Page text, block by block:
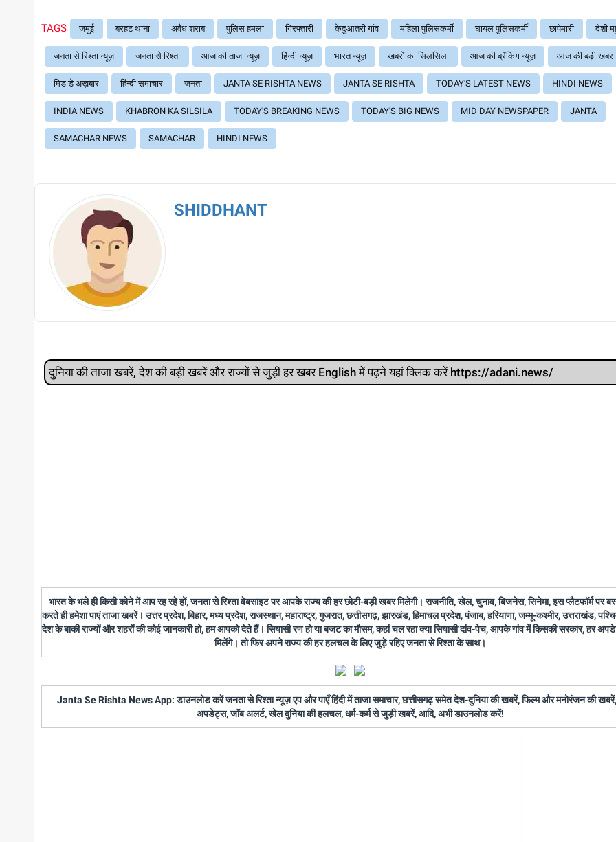
TAGS जमुई बरहट थाना अवैध शराब पुलिस हमला गिरफ्तारी केदुआतरी गांव महिला पुलिसकर्मी घायल पुलिसकर्मी छापेमारी देशी
जनता से रिश्ता न्यूज़ जनता से रिश्ता आज की ताजा न्यूज़ हिंन्दी न्यूज़ भारत न्यूज़ खबरों का सिलसिला आज की ब्रेंकिग न्यूज़ आज की बड़ी खबर
मिड डे अख़बार हिंन्दी समाचार जनता JANTA SE RISHTA NEWS JANTA SE RISHTA TODAY'S LATEST NEWS HINDI NEWS
INDIA NEWS KHABRON KA SILSILA TODAY'S BREAKING NEWS TODAY'S BIG NEWS MID DAY NEWSPAPER JANTA
SAMACHAR NEWS SAMACHAR HINDI NEWS
SHIDDHANT
दुनिया की ताजा खबरें, देश की बड़ी खबरें और राज्‍यों से जुड़ी हर खबर English में पढ़ने यहां क्लिक करें https://adani.news/
भारत के भले ही किसी कोने में आप रह रहे हों, जनता से रिश्ता वेबसाइट पर आपके राज्य की हर छोटी-बड़ी खबर मिलेगी। राजनीति, खेल, चुनाव, बिजनेस, सिनेमा, इस प्लैटफॉर्म पर
करते ही हमेशा पाएं ताजा खबरें। उत्तर प्रदेश, बिहार, मध्य प्रदेश, राजस्थान, महाराष्ट्र, गुजरात, छत्तीसगढ़, झारखंड, हिमाचल प्रदेश, पंजाब, हरियाणा, जम्मू-कश्मीर, उत्तराखंड,
देश के बाकी राज्यों और शहरों की कोई जानकारी हो, हम आपको देते हैं। सियासी रण हो या बजट का मौसम, कहां चल रहा क्या सियासी दांव-पेच, आपके गांव में किसकी सरकार, हर
मिलेंगे। तो फिर अपने राज्य की हर हलचल के लिए जुड़े रहिए जनता से रिश्ता के साथ।
Janta Se Rishta News App: डाउनलोड करें जनता से रिश्ता न्यूज़ एप और पाएँ हिंदी में ताजा समाचार, छत्तीसगढ़ समेत देश-दुनिया की खबरें, फिल्म और मनोरंजन की
अपडेट्स, जॉब अलर्ट, खेल दुनिया की हलचल, धर्म-कर्म से जुड़ी खबरें, आदि, अभी डाउनलोड करें!